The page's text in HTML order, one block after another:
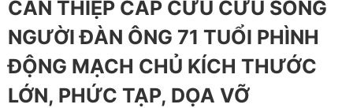
CAN THIỆP CẤP CỨU CỨU SỐNG
NGƯỜI ĐÀN ÔNG 71 TUỔI PHÌNH
ĐỘNG MẠCH CHỦ KÍCH THƯỚC
LỚN, PHỨC TẠP, DỌA VỠ